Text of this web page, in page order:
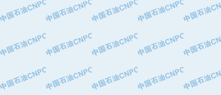
·青岛汉缆股份有限公司
·厦门市榕兴新世纪石油设备制造有限
·大港油田集团中成机械制造有限公司
·承德司达石油装备开发公司
·四川明星电缆有限公司
·中国石油大庆石油化工总厂